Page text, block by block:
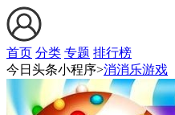
首页 分类 专题 排行榜
今日头条小程序>消消乐游戏